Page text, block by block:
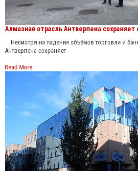
Алмазная отрасль Антверпена
Несмотря на падение объёмов торговли и
Антверпена сохраняет
Read More